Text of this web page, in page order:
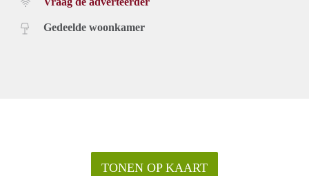
Gedeelde woonkamer
TONEN OP KAART